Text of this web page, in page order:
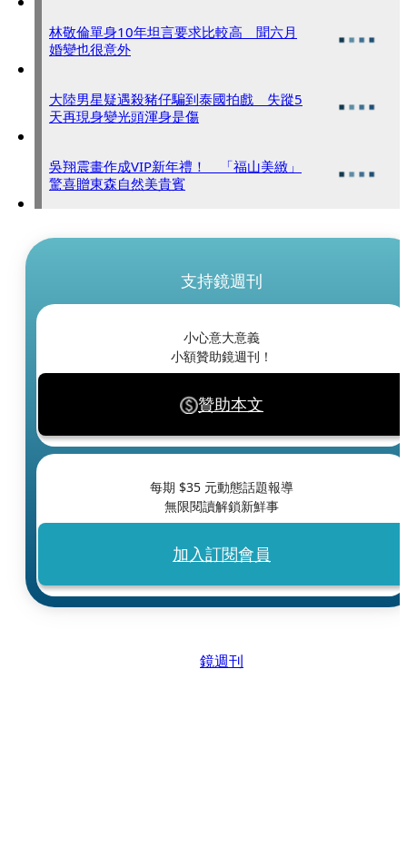
林敬倫單身10年坦言要求比較高 聞六月
婚變也很意外
大陸男星疑遇殺豬仔騙到泰國拍戲 失蹤5
天再現身變光頭渾身是傷
吳翔震畫作成VIP新年禮！ 「福山美緻」
驚喜贈東森自然美貴賓
支持鏡週刊
小心意大意義
小額贊助鏡週刊！
贊助本文
每期 $35 元動態話題報導
無限閱讀解鎖新鮮事
加入訂閱會員
鏡週刊